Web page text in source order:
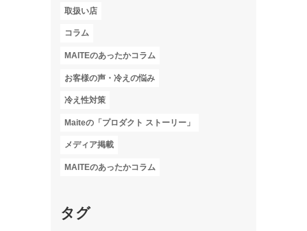
取扱い店
コラム
MAITEのあったかコラム
お客様の声・冷えの悩み
冷え性対策
Maiteの「プロダクト ストーリー」
メディア掲載
MAITEのあったかコラム
タグ